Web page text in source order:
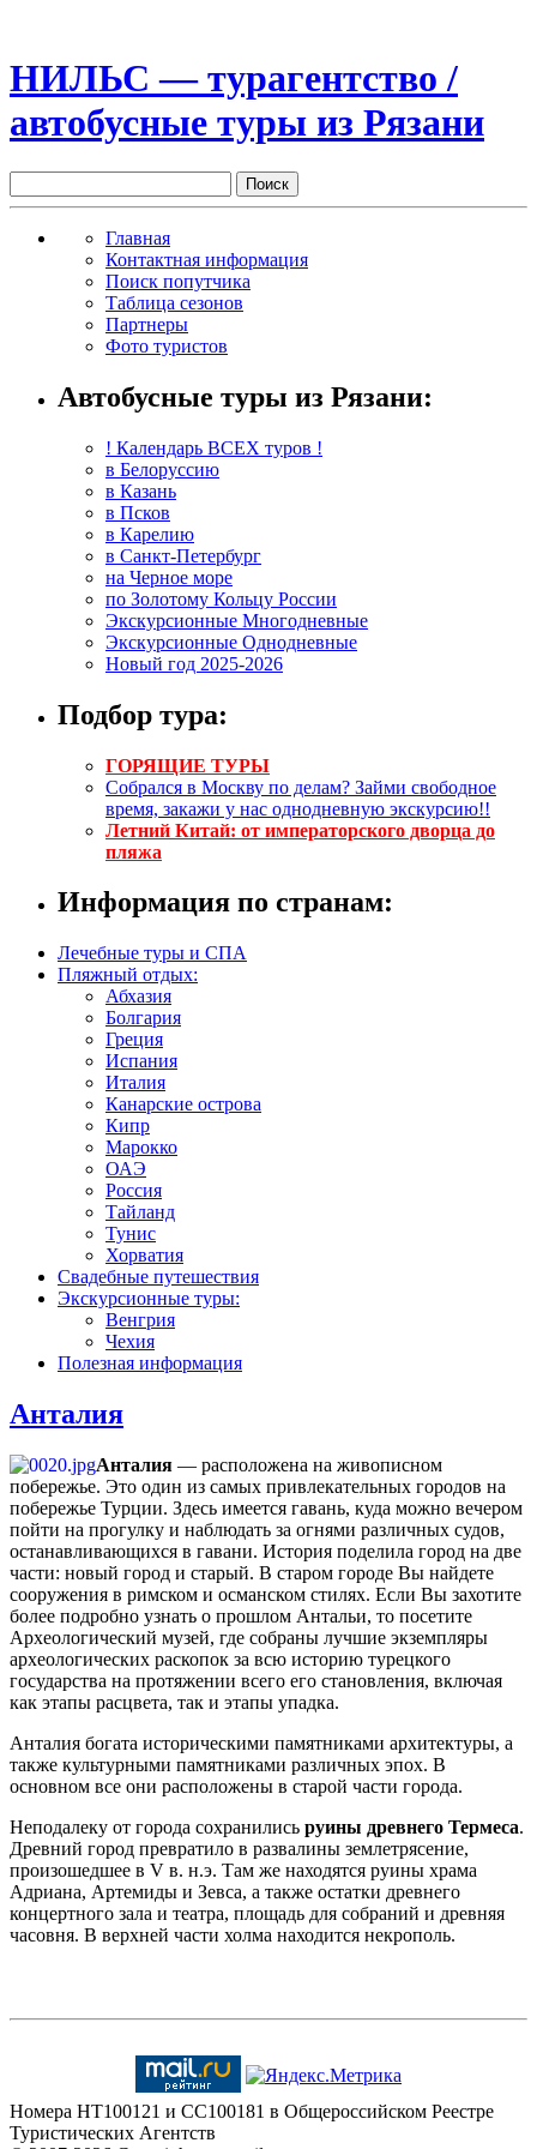
НИЛЬС — турагентство /
автобусные туры из Рязани
Главная
Контактная информация
Поиск попутчика
Таблица сезонов
Партнеры
Фото туристов
Автобусные туры из Рязани:
! Календарь ВСЕХ туров !
в Белоруссию
в Казань
в Псков
в Карелию
в Санкт-Петербург
на Черное море
по Золотому Кольцу России
Экскурсионные Многодневные
Экскурсионные Однодневные
Новый год 2025-2026
Подбор тура:
ГОРЯЩИЕ ТУРЫ
Собрался в Москву по делам? Займи свободное
время, закажи у нас однодневную экскурсию!!
Летний Китай: от императорского дворца до
пляжа
Информация по странам:
Лечебные туры и СПА
Пляжный отдых:
Абхазия
Болгария
Греция
Испания
Италия
Канарские острова
Кипр
Марокко
ОАЭ
Россия
Тайланд
Тунис
Хорватия
Свадебные путешествия
Экскурсионные туры:
Венгрия
Чехия
Полезная информация
Анталия
Анталия — расположена на живописном
побережье. Это один из самых привлекательных городов на
побережье Турции. Здесь имеется гавань, куда можно вечером
пойти на прогулку и наблюдать за огнями различных судов,
останавливающихся в гавани. История поделила город на две
части: новый город и старый. В старом городе Вы найдете
сооружения в римском и османском стилях. Если Вы захотите
более подробно узнать о прошлом Антальи, то посетите
Археологический музей, где собраны лучшие экземпляры
археологических раскопок за всю историю турецкого
государства на протяжении всего его становления, включая
как этапы расцвета, так и этапы упадка.
Анталия богата историческими памятниками архитектуры, а
также культурными памятниками различных эпох. В
основном все они расположены в старой части города.
Неподалеку от города сохранились руины древнего Термеса.
Древний город превратило в развалины землетрясение,
произошедшее в V в. н.э. Там же находятся руины храма
Адриана, Артемиды и Зевса, а также остатки древнего
концертного зала и театра, площадь для собраний и древняя
часовня. В верхней части холма находится некрополь.
Номера HT100121 и CC100181 в Общероссийском Реестре
Туристических Агентств